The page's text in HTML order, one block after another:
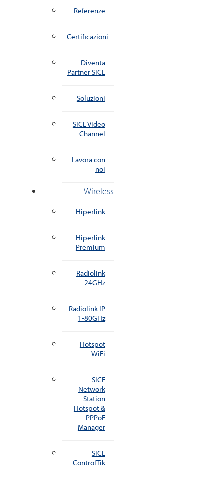
Referenze
Certificazioni
Diventa
Partner SICE
Soluzioni
SICE Video
Channel
Lavora con
noi
Wireless
Hiperlink
Hiperlink
Premium
Radiolink
24GHz
Radiolink IP
1-80GHz
Hotspot
WiFi
SICE
Network
Station
Hotspot &
PPPoE
Manager
SICE
ControlTik